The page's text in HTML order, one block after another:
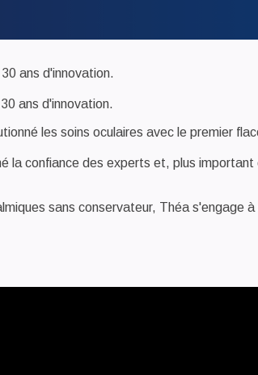
ans d'innovation.
ans d'innovation.
les soins oculaires avec le premier
la confiance des experts et, plus
sans conservateur, Théa